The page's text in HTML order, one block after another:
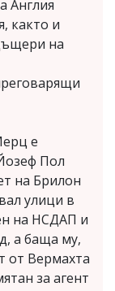
Англия
както и
на
е
Пол
на Брилон
улици в
на НСДАП и
а баща му,
от Вермахта
за агент